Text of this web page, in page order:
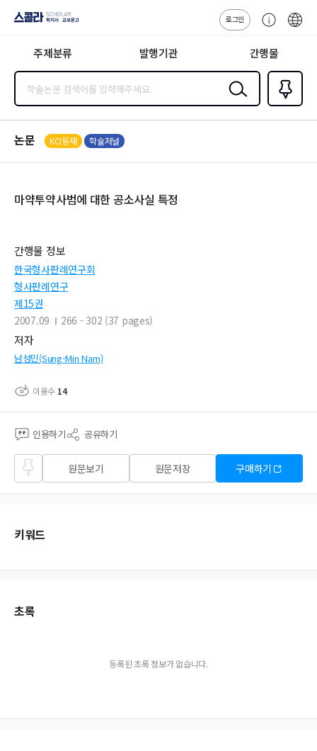
지사·교보문고
로그인
센
주제분류 발행기관 간행물
검색
즐겨찾
기0
논문 KCI등재 학술저널
마약투약사범에 대한 공소사실 특정
간행물 정보
한국형사판례연구회
형사판례연구
제15권
2007.09
266 - 302 (37 pages)
저자
남성민(Sung-Min Nam)
이용수 14
인용하기 공유하기
즐겨
찾기
원문보기 원문저장 구매하기
키워드
초록
등록된 초록 정보가 없습니다.